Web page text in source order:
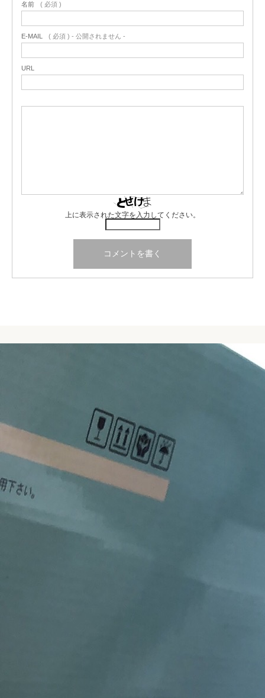
名前 ( 必須 )
E-MAIL ( 必須 ) - 公開されません -
URL
上に表示された文字を入力してください。